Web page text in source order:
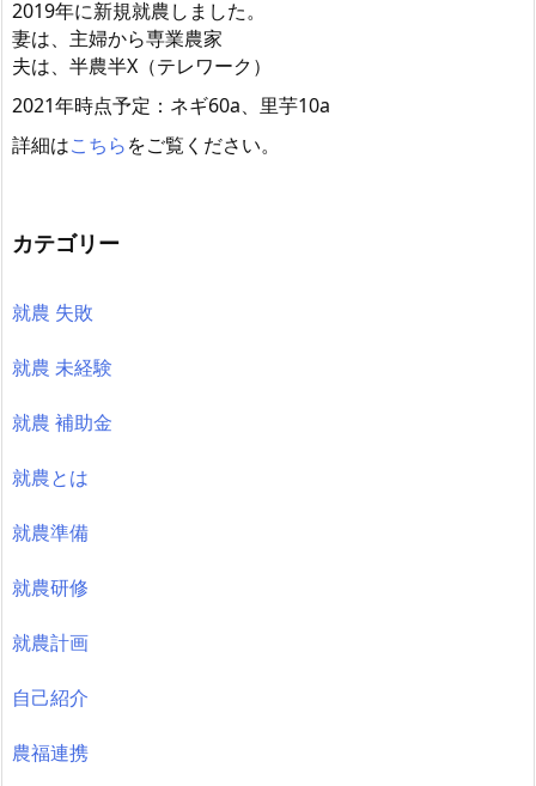
2019年に新規就農しました。
妻は、主婦から専業農家
夫は、半農半X（テレワーク）
2021年時点予定：ネギ60a、里芋10a
詳細はこちらをご覧ください。
カテゴリー
就農 失敗
就農 未経験
就農 補助金
就農とは
就農準備
就農研修
就農計画
自己紹介
農福連携